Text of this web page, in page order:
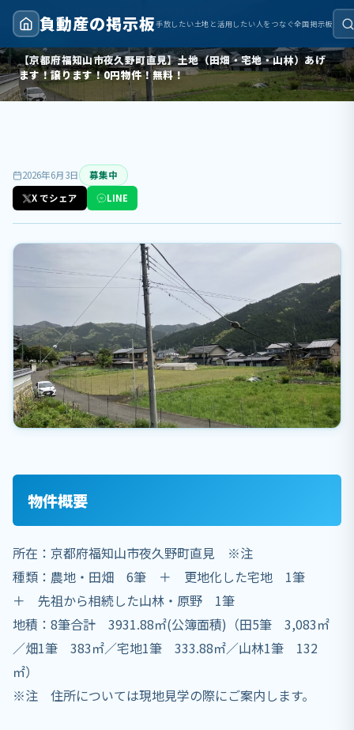
負動産の掲示板手放したい土地と活用したい人をつなぐ全国掲示板
トップ
募集中
【京都府福知山市夜久野町直見】土地（田畑・宅地・山林）あげ
ます！譲ります！0円物件！無料！
2026年6月3日
募集中
X でシェア
LINE
物件概要
所在：京都府福知山市夜久野町直見 ※注
種類：農地・田畑 6筆 ＋ 更地化した宅地 1筆
＋ 先祖から相続した山林・原野 1筆
地積：8筆合計 3931.88㎡(公簿面積)（田5筆 3,083㎡
／畑1筆 383㎡／宅地1筆 333.88㎡／山林1筆 132
㎡）
※注 住所については現地見学の際にご案内します。